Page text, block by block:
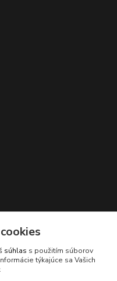
súhlas s použitím súborov
týkajúce sa Vašich